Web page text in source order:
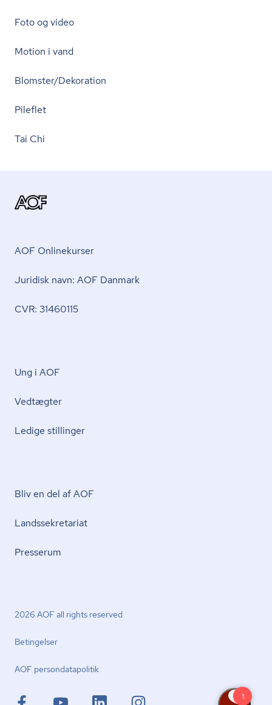
Foto og video
Motion i vand
Blomster/Dekoration
Pileflet
Tai Chi
AOF Onlinekurser
Juridisk navn: AOF Danmark
CVR: 31460115
Ung i AOF
Vedtægter
Ledige stillinger
Bliv en del af AOF
Lands­se­kre­ta­ri­at
Presserum
2026 AOF all rights reserved
Betingelser
AOF per­son­da­ta­po­li­tik